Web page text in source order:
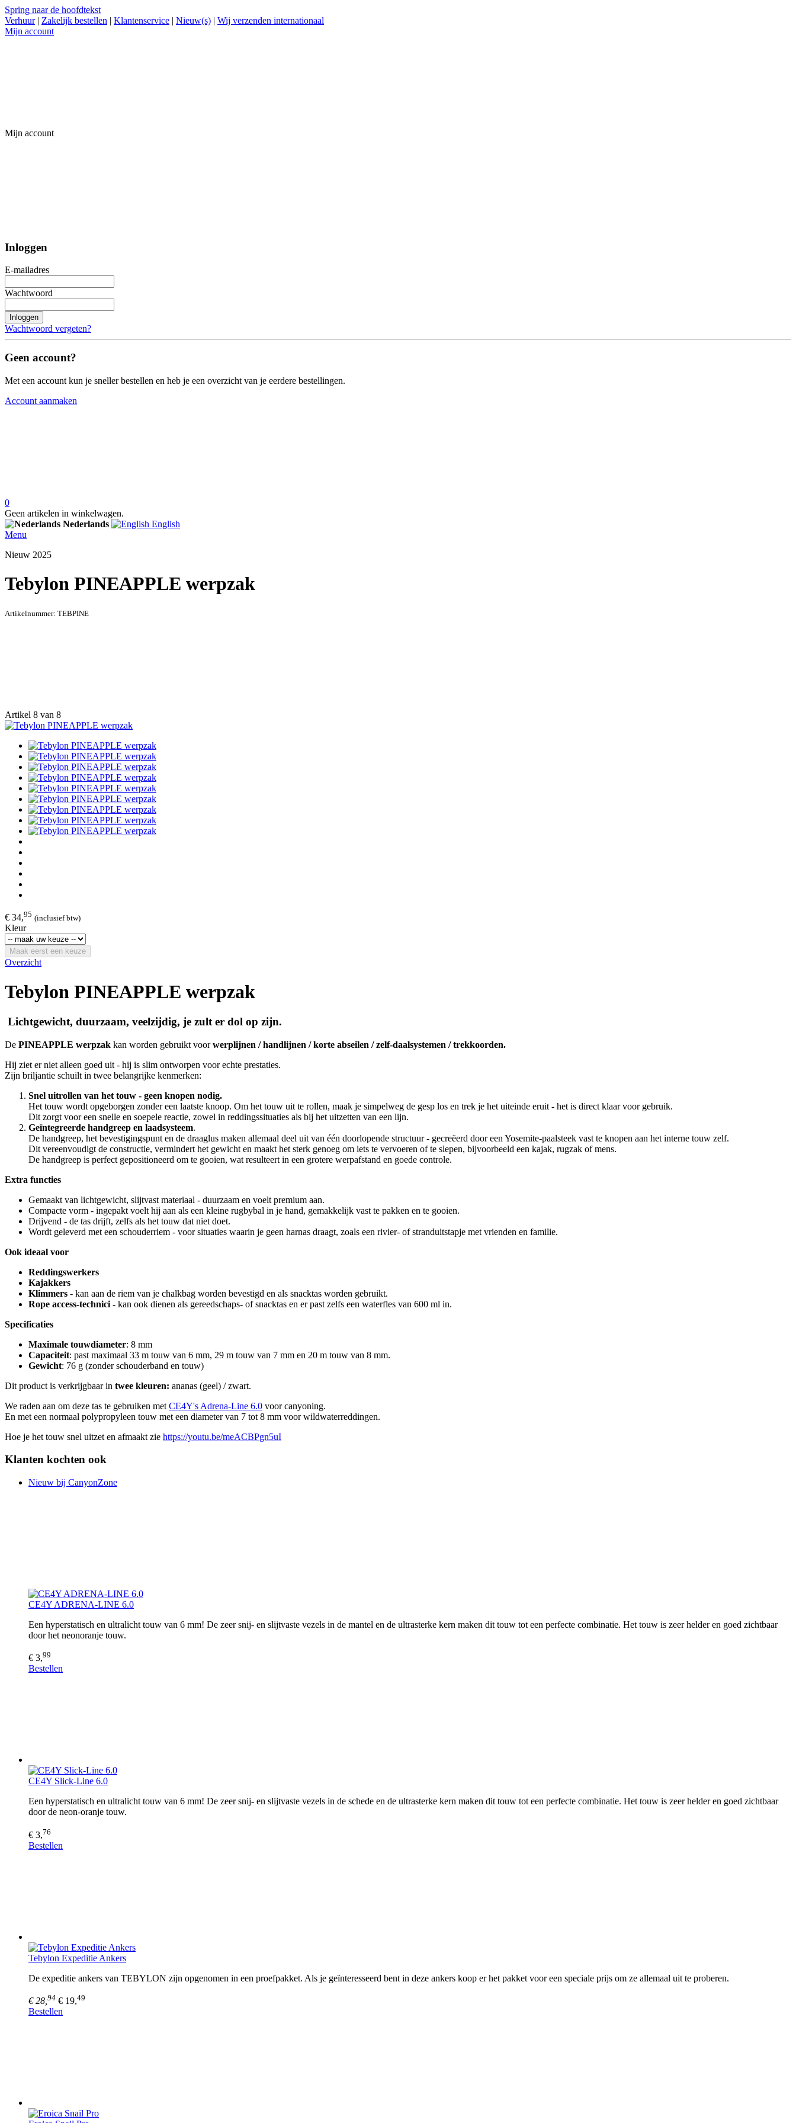
Spring naar de hoofdtekst
Verhuur | Zakelijk bestellen | Klantenservice | Nieuw(s) | Wij verzenden internationaal
Mijn account
Mijn account
Inloggen
E-mailadres
Wachtwoord
Inloggen
Wachtwoord vergeten?
Geen account?
Met een account kun je sneller bestellen en heb je een overzicht van je eerdere bestellingen.
Account aanmaken
0
Geen artikelen in winkelwagen.
Nederlands
English
Menu
Nieuw 2025
Tebylon PINEAPPLE werpzak
Artikelnummer: TEBPINE
Artikel 8 van 8
€ 34,95 (inclusief btw)
Kleur
Maak eerst een keuze
Overzicht
Tebylon PINEAPPLE werpzak
Lichtgewicht, duurzaam, veelzijdig, je zult er dol op zijn.
De PINEAPPLE werpzak kan worden gebruikt voorwerplijnen / handlijnen / korte abseilen / zelf-daalsystemen / trekkoorden.
Hij ziet er niet alleen goed uit - hij is slim ontworpen voor echte prestaties.
Zijn briljantie schuilt in twee belangrijke kenmerken:
Snel uitrollen van het touw - geen knopen nodig.
Het touw wordt opgeborgen zonder een laatste knoop. Om het touw uit te rollen, maak je simpelweg de gesp los en trek je het uiteinde eruit - het is direct klaar voor gebruik.
Dit zorgt voor een snelle en soepele reactie, zowel in reddingssituaties als bij het uitzetten van een lijn.
Geïntegreerde handgreep en laadsysteem.
De handgreep, het bevestigingspunt en de draaglus maken allemaal deel uit van één doorlopende structuur - gecreëerd door een Yosemite-paalsteek vast te knopen aan het interne touw zelf.
Dit vereenvoudigt de constructie, vermindert het gewicht en maakt het sterk genoeg om iets te vervoeren of te slepen, bijvoorbeeld een kajak, rugzak of mens.
De handgreep is perfect gepositioneerd om te gooien, wat resulteert in een grotere werpafstand en goede controle.
Extra functies
Gemaakt van lichtgewicht, slijtvast materiaal - duurzaam en voelt premium aan.
Compacte vorm - ingepakt voelt hij aan als een kleine rugbybal in je hand, gemakkelijk vast te pakken en te gooien.
Drijvend - de tas drijft, zelfs als het touw dat niet doet.
Wordt geleverd met een schouderriem - voor situaties waarin je geen harnas draagt, zoals een rivier- of stranduitstapje met vrienden en familie.
Ook ideaal voor
Reddingswerkers
Kajakkers
Klimmers - kan aan de riem van je chalkbag worden bevestigd en als snacktas worden gebruikt.
Rope access-technici - kan ook dienen als gereedschaps- of snacktas en er past zelfs een waterfles van 600 ml in.
Specificaties
Maximale touwdiameter: 8 mm
Capaciteit: past maximaal 33 m touw van 6 mm, 29 m touw van 7 mm en 20 m touw van 8 mm.
Gewicht: 76 g (zonder schouderband en touw)
Dit product is verkrijgbaar in twee kleuren: ananas (geel) / zwart.
We raden aan om deze tas te gebruiken met CE4Y's Adrena-Line 6.0 voor canyoning.
En met een normaal polypropyleen touw met een diameter van 7 tot 8 mm voor wildwaterreddingen.
Hoe je het touw snel uitzet en afmaakt zie https://youtu.be/meACBPgn5uI
Klanten kochten ook
Nieuw bij CanyonZone
CE4Y ADRENA-LINE 6.0
Een hyperstatisch en ultralicht touw van 6 mm! De zeer snij- en slijtvaste vezels in de mantel en de ultrasterke kern maken dit touw tot een perfecte combinatie. Het touw is zeer helder en goed zichtbaar
door het neonoranje touw.
€ 3,99
Bestellen
CE4Y Slick-Line 6.0
Een hyperstatisch en ultralicht touw van 6 mm! De zeer snij- en slijtvaste vezels in de schede en de ultrasterke kern maken dit touw tot een perfecte combinatie. Het touw is zeer helder en goed zichtbaar
door de neon-oranje touw.
€ 3,76
Bestellen
Tebylon Expeditie Ankers
De expeditie ankers van TEBYLON zijn opgenomen in een proefpakket. Als je geïnteresseerd bent in deze ankers koop er het pakket voor een speciale prijs om ze allemaal uit te proberen.
€ 28, 94 € 19,49
Bestellen